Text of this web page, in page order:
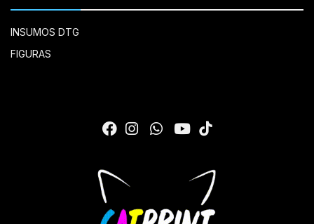
INSUMOS DTG
FIGURAS